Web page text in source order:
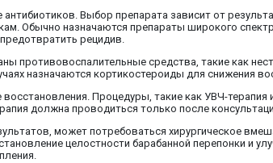
Выбор препарата зависит от
Обычно назначаются препараты широкого
рецидив.
противовоспалительные средства, такие как
назначаются кортикостероиды для снижения
Процедуры, такие как УВЧ-
должна проводиться только после
может потребоваться хирургическое
целостности барабанной перепонки и